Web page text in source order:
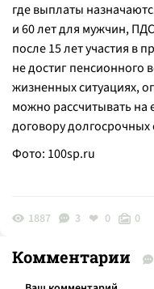
где выплаты
и 60 лет для мужчин,
после 15 лет участия в
не достиг пенсионного
жизненных ситуациях,
можно рассчитывать
договору
Фото: 100sp.ru
1887 3 0 0
Комментарии